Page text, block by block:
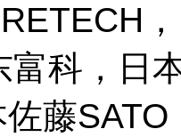
富科，日
藤